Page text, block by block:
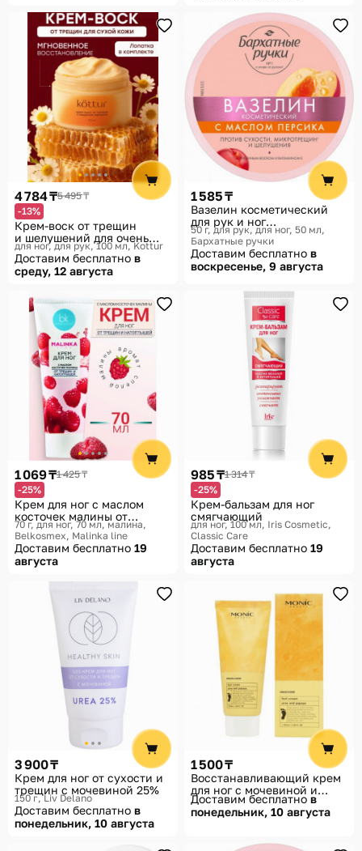
4 784 ₸5 495 ₸
-13%
Крем-воск от трещин
и шелушений для очень
сухой кожи ног, пяток
и локтей
для ног, для рук, 100 мл Kottur
Доставим бесплатно в
среду, 12 августа
1 585 ₸
Вазелин косметический
для рук и ног
увлажняющий
50 г, для рук, для ног, 50 мл
Бархатные ручки
Доставим бесплатно в
воскресенье, 9 августа
1 069 ₸1 425 ₸
-25%
Крем для ног с маслом
косточек малины от
трещин и натоптышей
70 г, для ног, 70 мл, малина
Belkosmex, Malinka line
Доставим бесплатно 19
августа
985 ₸1 314 ₸
-25%
Крем-бальзам для ног
смягчающий
для ног, 100 мл Iris Cosmetic,
Classic Care
Доставим бесплатно 19
августа
3 900 ₸
Крем для ног от сухости и
трещин с мочевиной 25%
150 г Liv Delano
Доставим бесплатно в
понедельник, 10 августа
1 500 ₸
Восстанавливающий крем
для ног с мочевиной и
папаином от трещин и
натоптышей
Доставим бесплатно в
понедельник, 10 августа